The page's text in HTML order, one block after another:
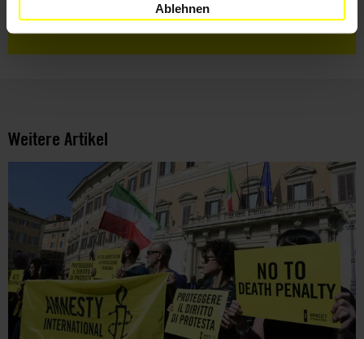
Ablehnen
ihnen zu.
Weitere Artikel